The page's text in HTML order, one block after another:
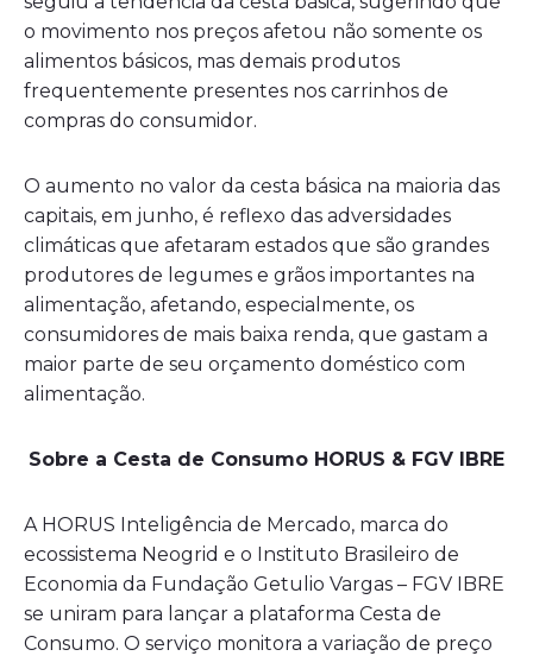
o movimento nos preços afetou não somente os
alimentos básicos, mas demais produtos
frequentemente presentes nos carrinhos de
compras do consumidor.
O aumento no valor da cesta básica na maioria das
capitais, em junho, é reflexo das adversidades
climáticas que afetaram estados que são grandes
produtores de legumes e grãos importantes na
alimentação, afetando, especialmente, os
consumidores de mais baixa renda, que gastam a
maior parte de seu orçamento doméstico com
alimentação.
Sobre a Cesta de Consumo HORUS & FGV IBRE
A HORUS Inteligência de Mercado, marca do
ecossistema Neogrid e o Instituto Brasileiro de
Economia da Fundação Getulio Vargas – FGV IBRE
se uniram para lançar a plataforma Cesta de
Consumo. O serviço monitora a variação de preço